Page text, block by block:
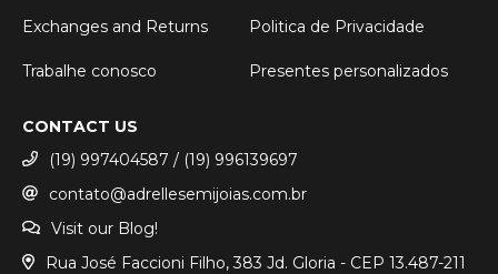
Exchanges and Returns Politica de Privacidade
Trabalhe conosco Presentes personalizados
CONTACT US
(19) 997404587 / (19) 996139697
contato@adrellesemijoias.com.br
Visit our Blog!
Rua José Faccioni Filho, 383 Jd. Gloria - CEP 13.487-211